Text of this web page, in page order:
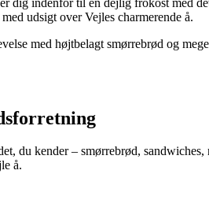
udsigt over Vejles charmerende å.
med højtbelagt smørrebrød og
du kender – smørrebrød,
å.